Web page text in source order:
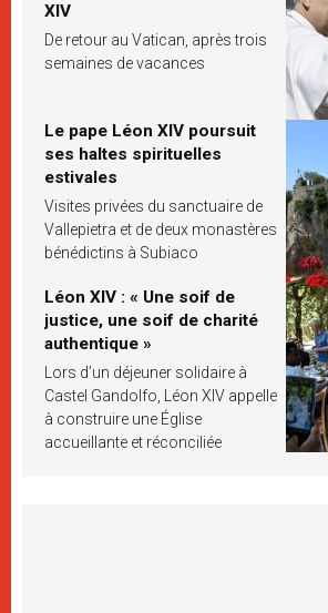
XIV
De retour au Vatican, après trois
semaines de vacances
Le pape Léon XIV poursuit
ses haltes spirituelles
estivales
Visites privées du sanctuaire de
Vallepietra et de deux monastères
bénédictins à Subiaco
Léon XIV : « Une soif de
justice, une soif de charité
authentique »
Lors d’un déjeuner solidaire à
Castel Gandolfo, Léon XIV appelle
à construire une Église
accueillante et réconciliée